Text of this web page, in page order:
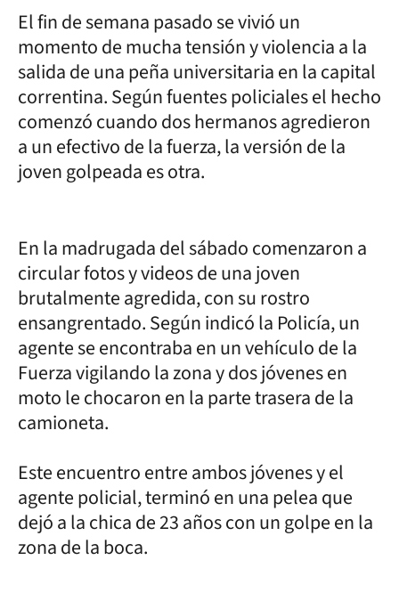
El fin de semana pasado se vivió un
momento de mucha tensión y violencia a la
salida de una peña universitaria en la capital
correntina. Según fuentes policiales el hecho
comenzó cuando dos hermanos agredieron
a un efectivo de la fuerza, la versión de la
joven golpeada es otra.
En la madrugada del sábado comenzaron a
circular fotos y videos de una joven
brutalmente agredida, con su rostro
ensangrentado. Según indicó la Policía, un
agente se encontraba en un vehículo de la
Fuerza vigilando la zona y dos jóvenes en
moto le chocaron en la parte trasera de la
camioneta.
Este encuentro entre ambos jóvenes y el
agente policial, terminó en una pelea que
dejó a la chica de 23 años con un golpe en la
zona de la boca.